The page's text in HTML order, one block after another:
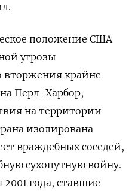
положение США
угрозы
вторжения крайне
Перл-Харбор,
на территории
изолирована
враждебных соседей,
сухопутную войну.
2001 года, ставшие